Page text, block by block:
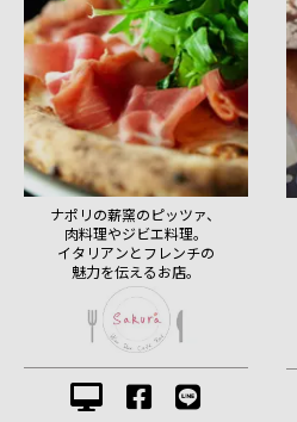
ナポリの薪窯のピッツァ、
肉料理やジビエ料理。
イタリアンとフレンチの
魅力を伝えるお店。